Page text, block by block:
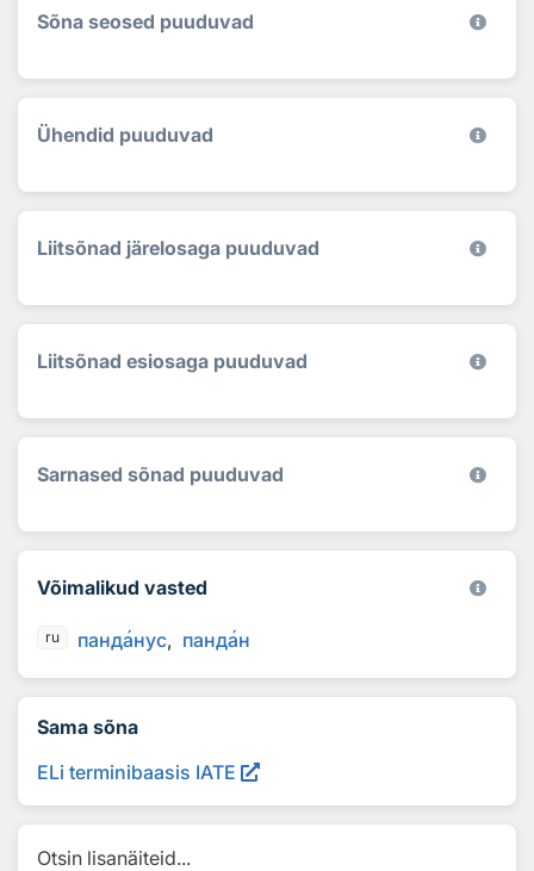
Sõna seosed puuduvad
Ühendid puuduvad
Liitsõnad järelosaga puuduvad
Liitsõnad esiosaga puuduvad
Sarnased sõnad puuduvad
Võimalikud vasted
ru панданус пандан
Sama sõna
ELi terminibaasis IATE
Otsin lisanäiteid...